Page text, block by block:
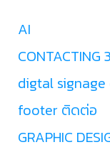
AI
digtal signage
footer ติดต่อ
GRAPHIC